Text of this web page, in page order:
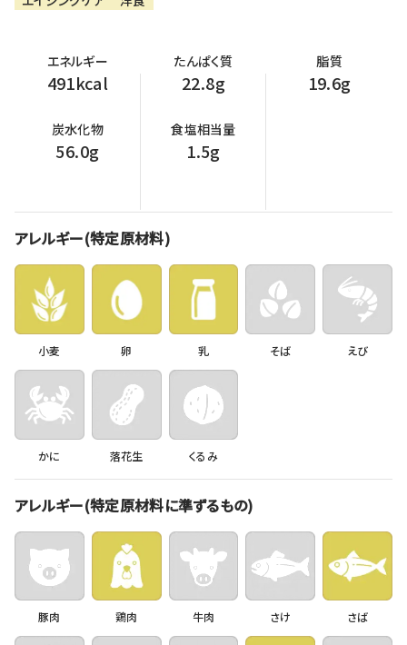
エネルギー
491kcal
たんぱく質
22.8g
脂質
19.6g
炭水化物
56.0g
食塩相当量
1.5g
アレルギー(特定原材料)
小麦 卵 乳 そば えび
かに 落花生 くるみ
アレルギー(特定原材料に準ずるもの)
豚肉 鶏肉 牛肉 さけ さば